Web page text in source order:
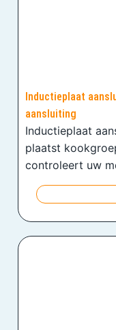
Inductieplaat
aansluiting
Inductieplaat
plaatst
controleert uw